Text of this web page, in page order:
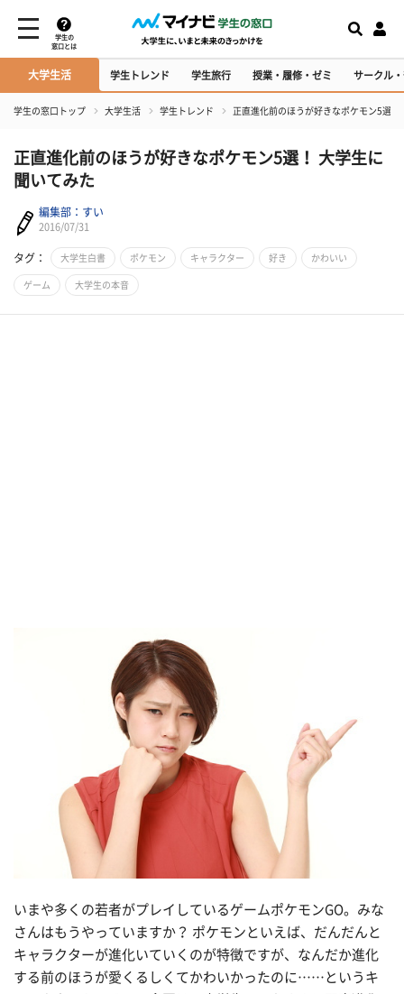
学生の
窓口とは
大学生活 学生トレンド 学生旅行 授業・履修・ゼミ サークル
学生の窓口トップ 大学生活 学生トレンド 正直進化前のほうが好きなポケモン5選！
正直進化前のほうが好きなポケモン5選！ 大学生に
聞いてみた
編集部：すい
2016/07/31
タグ： 大学生白書 ポケモン キャラクター 好き かわいい
ゲーム 大学生の本音
いまや多くの若者がプレイしているゲームポケモンGO。みな
さんはもうやっていますか？ ポケモンといえば、だんだんと
キャラクターが進化いていくのが特徴ですが、なんだか進化
する前のほうが愛くるしくてかわいかったのに……というキ